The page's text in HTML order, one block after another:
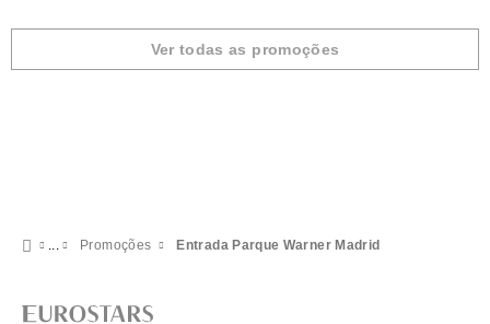
Ver todas as promoções
Promoções Entrada Parque Warner Madrid